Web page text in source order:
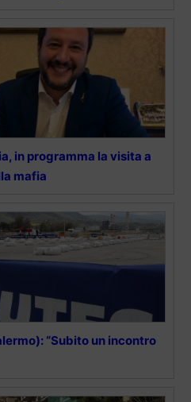
in programma la visita a
mafia
“Subito un incontro